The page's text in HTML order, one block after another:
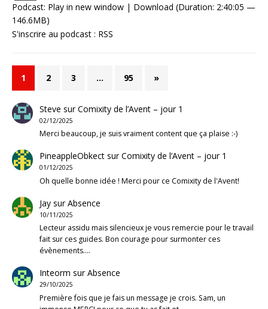
Podcast: Play in new window | Download (Duration: 2:40:05 —
146.6MB)
S'inscrire au podcast : RSS
1 2 3 … 95 »
Steve surComixity de l’Avent – jour 1
02/12/2025
Merci beaucoup, je suis vraiment content que ça plaise :-)
PineappleObkectsurComixity de l’Avent – jour 1
01/12/2025
Oh quelle bonne idée ! Merci pour ce Comixity de l'Avent!
JaysurAbsence
10/11/2025
Lecteur assidu mais silencieux je vous remercie pour le travail
fait sur ces guides. Bon courage pour surmonter ces
évènements.…
Inteorm surAbsence
29/10/2025
Première fois que je fais un message je crois. Sam, un